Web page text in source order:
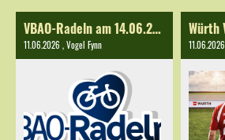
VBAO-Radeln am 14.06.2026
11.06.2026 , Vogel Fynn 11.06.2026